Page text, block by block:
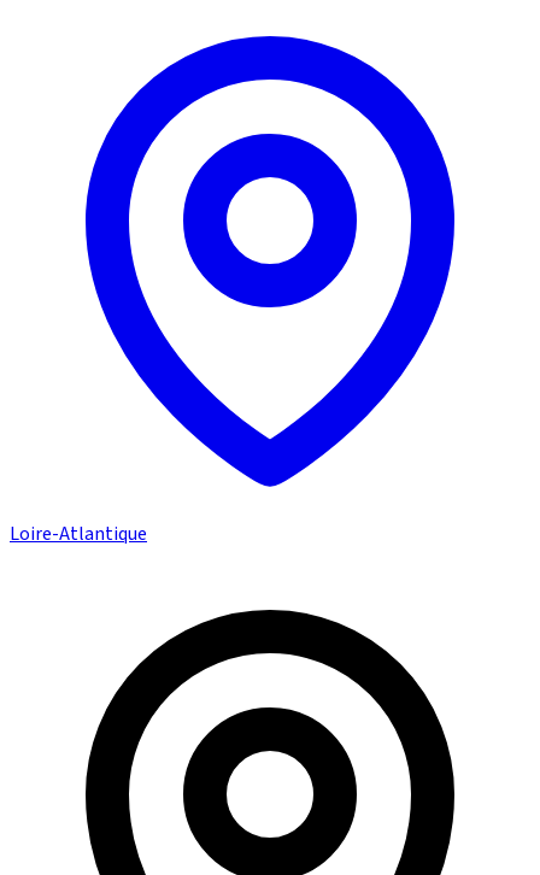
Loire-Atlantique